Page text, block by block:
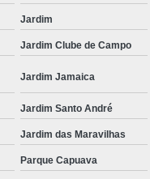
Jardim
Jardim Clube de Campo
Jardim Jamaica
Jardim Santo André
Jardim das Maravilhas
Parque Capuava